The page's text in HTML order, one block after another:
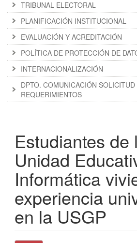
TRIBUNAL ELECTORAL
PLANIFICACIÓN INSTITUCIONAL
EVALUACIÓN Y ACREDITACIÓN
POLÍTICA DE PROTECCIÓN DE
INTERNACIONALIZACIÓN
DPTO. COMUNICACIÓN SOLICITUD
REQUERIMIENTOS
Estudiantes de
Unidad
Informática
experiencia
en la USGP